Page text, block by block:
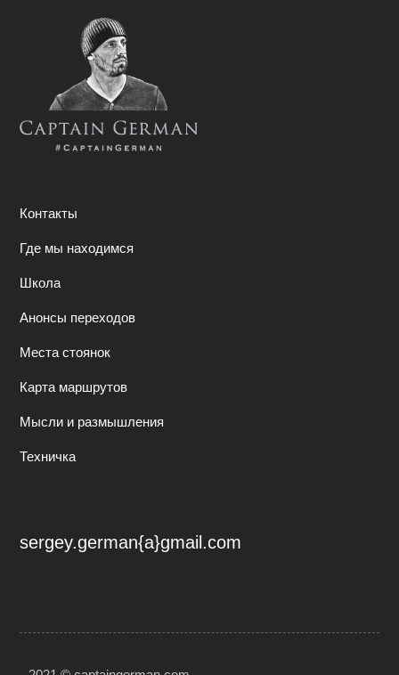
Контакты
Где мы находимся
Школа
Анонсы переходов
Места стоянок
Карта маршрутов
Мысли и размышления
Техничка
sergey.german{a}gmail.com